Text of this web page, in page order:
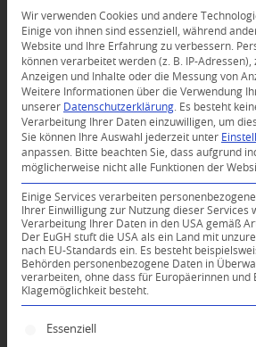
0
KOMMENTARE
Dein Kommentar
An Diskussion beteiligen?
Hinterlassen Sie uns Ihren Kommentar!
Wir verwenden Cookies und andere
Einige von ihnen sind essenziell, während
Website und Ihre Erfahrung zu verbessern.
können verarbeitet werden (z. B. IP-
Anzeigen und Inhalte oder die Messung von
Weitere Informationen über die Verwendung
unserer Datenschutzerklärung
Es besteht
Verarbeitung Ihrer Daten einzuwilligen, um
Sie können Ihre Auswahl jederzeit unter
anpassen.
Bitte beachten Sie, dass aufgrund
möglicherweise nicht alle Funktionen der
Einige Services verarbeiten
Ihrer Einwilligung zur Nutzung dieser Services
Verarbeitung Ihrer Daten in den USA gemäß
Der EuGH stuft die USA als ein Land mit
nach EU-Standards ein. Es besteht
Behörden personenbezogene Daten in
verarbeiten, ohne dass für Europäerinnen und
Klagemöglichkeit besteht.
Es folgt eine Liste der
Essenziell